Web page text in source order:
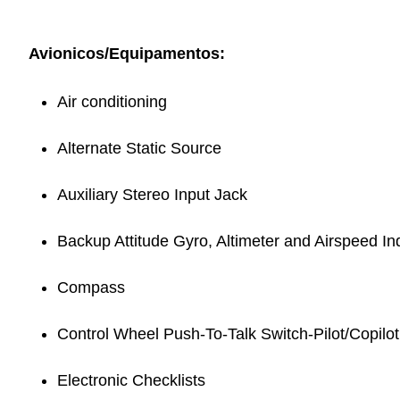
Avionicos/Equipamentos:
Air conditioning
Alternate Static Source
Auxiliary Stereo Input Jack
Backup Attitude Gyro, Altimeter and Airspeed
Compass
Control Wheel Push-To-Talk Switch-Pilot/Copilot
Electronic Checklists